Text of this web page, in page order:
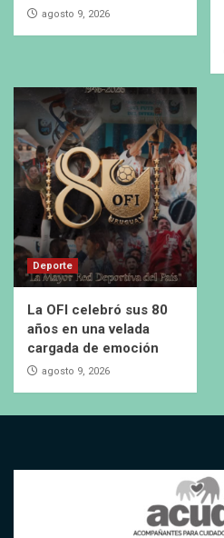
agosto 9, 2026
Deporte
La OFI celebró sus 80
años en una velada
cargada de emoción
agosto 9, 2026